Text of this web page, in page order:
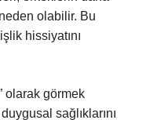
olabilir. Bu
hissiyatını
olarak görmek
sağlıklarını